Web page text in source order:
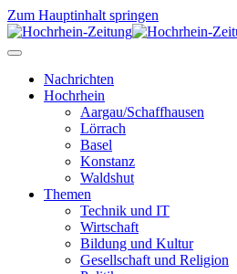
Zum Hauptinhalt springen
Nachrichten
Hochrhein
Aargau/Schaffhausen
Lörrach
Basel
Konstanz
Waldshut
Themen
Technik und IT
Wirtschaft
Bildung und Kultur
Gesellschaft und Religion